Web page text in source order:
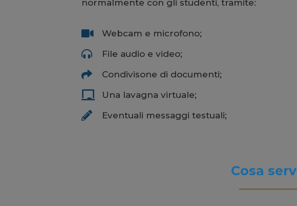
normalmente con gli studenti, tramite:
Webcam e microfono;
File audio e video;
Condivisone di documenti;
Una lavagna virtuale;
Eventuali messaggi testuali;
Cosa